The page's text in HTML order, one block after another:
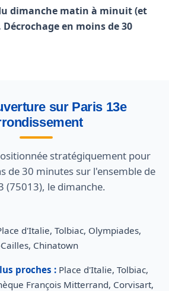
dimanche matin à minuit (et
en moins de 30
sur Paris 13e
stratégiquement pour
de 30 minutes sur l'ensemble de
(75013), le dimanche.
d'Italie, Tolbiac, Olympiades,
Chinatown
proches : Place d'Italie, Tolbiac,
François Mitterrand, Corvisart,